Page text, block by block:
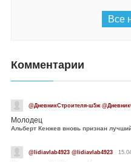
Все
Комментарии
@ДневникСтроителя-ш5ж
Молодец
Альберт Кенжев вновь признан
@lidiavlab4923 @lidiavlab4923